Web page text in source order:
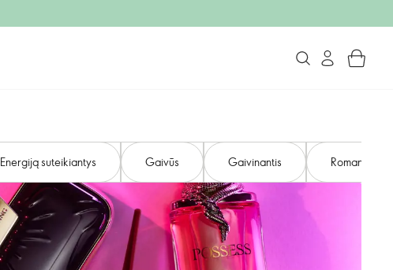
Energiją suteikiantys Gaivūs Gaivinantis Romantiški